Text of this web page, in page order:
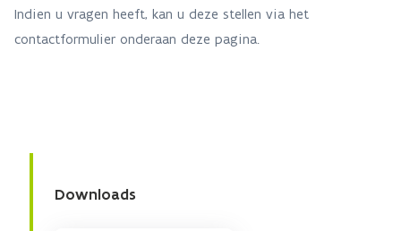
Indien u vragen heeft, kan u deze stellen via het
contactformulier onderaan deze pagina.
Downloads